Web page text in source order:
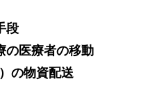
段
の医療者の移動
の物資配送